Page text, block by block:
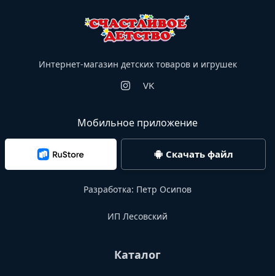
Интернет-магазин детских товаров и игрушек
VK
Мобильное приложение
Скачать файл
Разработка: Петр Осипов
ИП Лесовский
Каталог